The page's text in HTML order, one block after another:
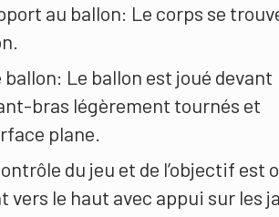
au ballon: Le corps se
Le ballon est joué devant
bras légèrement tournés et
plane.
du jeu et de l’objectif est
vers le haut avec appui sur les